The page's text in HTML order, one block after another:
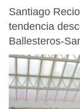
Santiago
tendencia
Ballesteros-